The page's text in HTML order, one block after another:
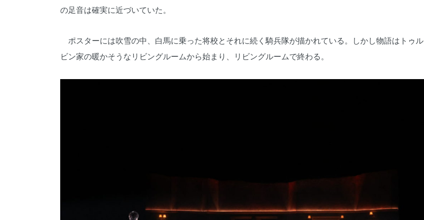
の足音は確実に近づいていた。
ポスターには吹雪の中、白馬に乗った将校とそれに続く騎兵隊が描かれている。しかし物語はトゥル
ビン家の暖かそうなリビングルームから始まり、リビングルームで終わる。